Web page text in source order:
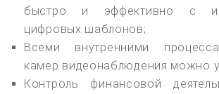
быстро и эффективно с
цифровых шаблонов;
Всеми внутренними
камер видеонаблюдения можно
Контроль финансовой